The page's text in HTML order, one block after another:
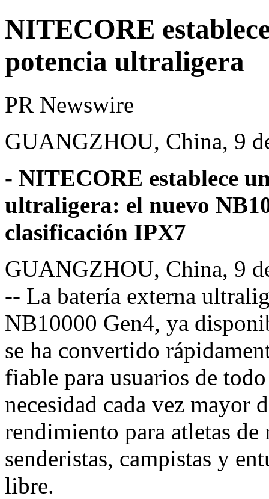
NITECORE
potencia ultraligera
PR Newswire
GUANGZHOU, China, 9
- NITECORE establece
ultraligera: el nuevo
clasificación IPX7
GUANGZHOU, China, 9
-- La batería externa
NB10000 Gen4, ya
se ha convertido
fiable para usuarios de
necesidad cada vez mayor
rendimiento para atletas
senderistas, campistas y
libre.